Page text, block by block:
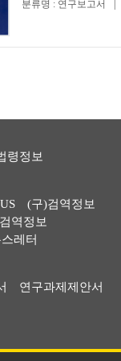
분류명 : 연구보고서
령정보
(구)검역정보
역정보
레터
연구과제제안서